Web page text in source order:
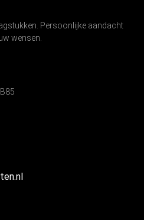
Persoonlijke aandacht
wensen.